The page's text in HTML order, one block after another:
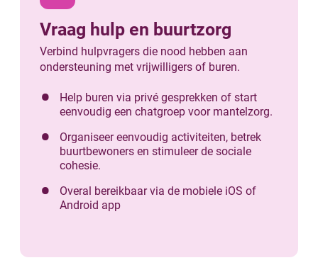
Vraag hulp en buurtzorg
Verbind hulpvragers die nood hebben aan
ondersteuning met vrijwilligers of buren.
Help buren via privé gesprekken of start
eenvoudig een chatgroep voor mantelzorg.
Organiseer eenvoudig activiteiten, betrek
buurtbewoners en stimuleer de sociale
cohesie.
Overal bereikbaar via de mobiele iOS of
Android app